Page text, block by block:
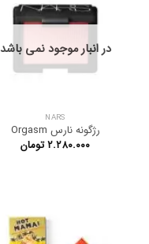
در انبار موجود نمی باشد
NARS
رژگونه نارس Orgasm
۲.۲۸۰.۰۰۰تومان